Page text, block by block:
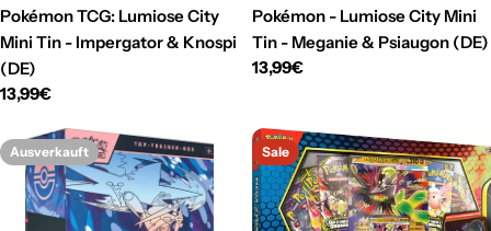
Pokémon TCG: Lumiose City
Mini Tin - Impergator & Knospi
(DE)
Regulärer
13,99€
Pokémon - Lumiose City Mini
Tin - Meganie & Psiaugon (DE)
Regulärer
13,99€
Ausverkauft Sale